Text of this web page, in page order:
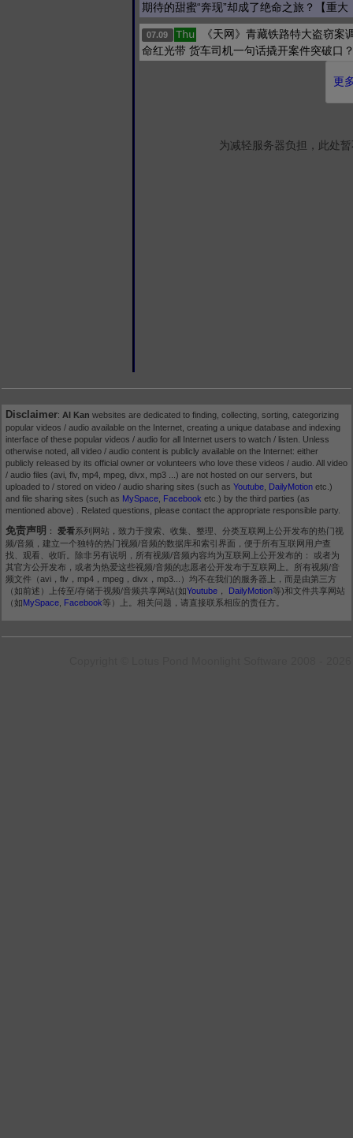
期待的甜蜜“奔现”却成了绝命之旅？【重大
07.09 Thu
《天网》青藏铁路特大盗窃案
命红光带 货车司机一句话撬开案件突破口
更
为减轻服务器负担，此处
Disclaimer: AI Kan websites are dedicated to finding, collecting, sorting, categorizing
popular videos / audio available on the Internet, creating a unique database and indexing
interface of these popular videos / audio for all Internet users to watch / listen. Unless
otherwise noted, all video / audio content is publicly available on the Internet: either
publicly released by its official owner or volunteers who love these videos / audio. All video
/ audio files (avi, flv, mp4, mpeg, divx, mp3 ...) are not hosted on our servers, but
uploaded to / stored on video / audio sharing sites (such as Youtube DailyMotion etc.)
and file sharing sites (such as MySpace Facebook etc.) by the third parties (as
mentioned above) . Related questions, please contact the appropriate responsible party.
免责声明 ： 爱看系列网站，致力于搜索、收集、整理、分类互联网上公开发布的热门视
频/音频，建立一个独特的热门视频/音频的数据库和索引界面，便于所有互联网用户查
找、观看、收听。除非另有说明，所有视频/音频内容均为互联网上公开发布的： 或者为
其官方公开发布，或者为热爱这些视频/音频的志愿者公开发布于互联网上。所有视频/音
频文件（avi，flv，mp4，mpeg，divx，mp3...）均不在我们的服务器上，而是由第三方
（如前述）上传至/存储于视频/音频共享网站(如Youtube DailyMotion等)和文件共享网站
（如MySpace Facebook等）上。相关问题，请直接联系相应的责任方。